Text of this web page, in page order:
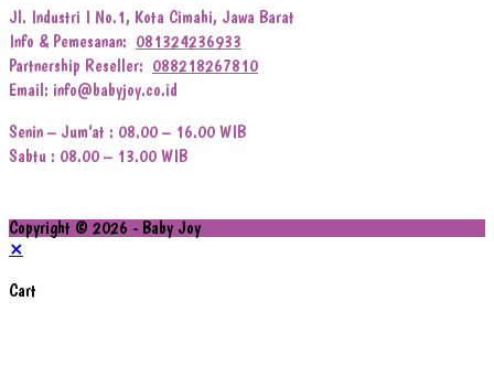
Jl. Industri I No.1, Kota Cimahi, Jawa Barat
Info & Pemesanan: 081324236933
Partnership Reseller: 088218267810
Email: info@babyjoy.co.id
Senin – Jum’at : 08.00 – 16.00 WIB
Sabtu : 08.00 – 13.00 WIB
Copyright © 2026 - Baby Joy
×
Cart